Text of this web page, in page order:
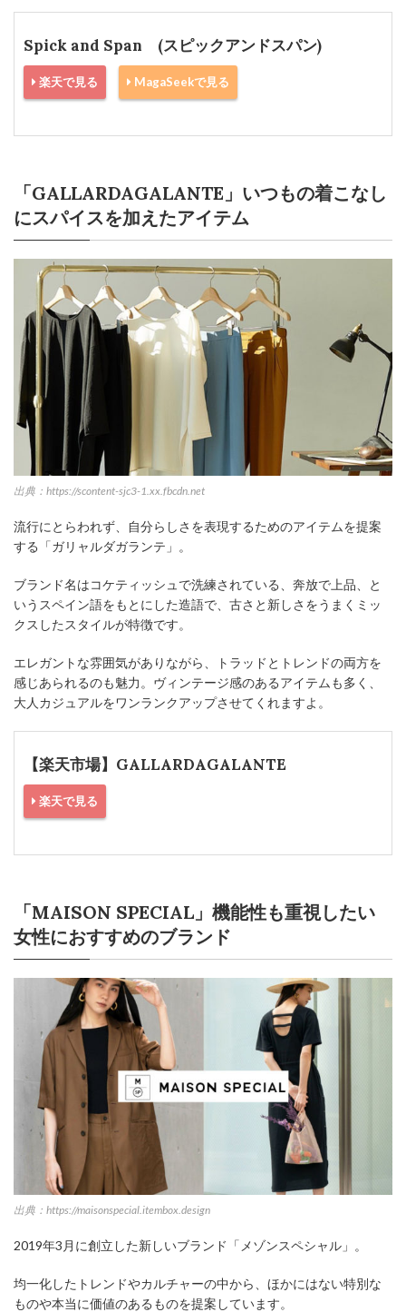
Spick and Span (スピックアンドスパン)
楽天で見る MagaSeekで見る
「GALLARDAGALANTE」いつもの着こなし
にスパイスを加えたアイテム
出典：https://scontent-sjc3-1.xx.fbcdn.net
流行にとらわれず、自分らしさを表現するためのアイテムを提案
する「ガリャルダガランテ」。
ブランド名はコケティッシュで洗練されている、奔放で上品、と
いうスペイン語をもとにした造語で、古さと新しさをうまくミッ
クスしたスタイルが特徴です。
エレガントな雰囲気がありながら、トラッドとトレンドの両方を
感じあられるのも魅力。ヴィンテージ感のあるアイテムも多く、
大人カジュアルをワンランクアップさせてくれますよ。
【楽天市場】GALLARDAGALANTE
楽天で見る
「MAISON SPECIAL」機能性も重視したい
女性におすすめのブランド
出典：https://maisonspecial.itembox.design
2019年3月に創立した新しいブランド「メゾンスペシャル」。
均一化したトレンドやカルチャーの中から、ほかにはない特別な
ものや本当に価値のあるものを提案しています。